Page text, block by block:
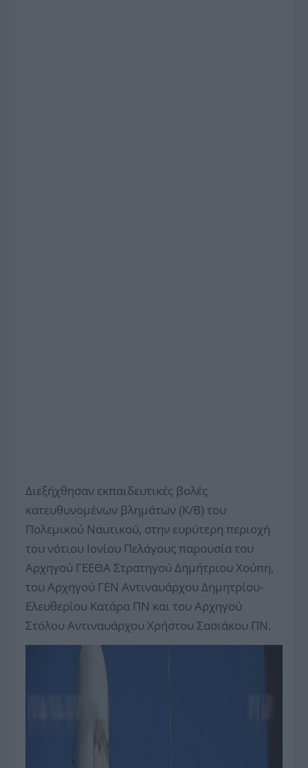
Διεξήχθησαν εκπαιδευτικές βολές
κατευθυνομένων βλημάτων (Κ/Β) του
Πολεμικού Ναυτικού, στην ευρύτερη περιοχή
του νότιου Ιονίου Πελάγους παρουσία του
Αρχηγού ΓΕΕΘΑ Στρατηγού Δημήτριου Χούπη,
του Αρχηγού ΓΕΝ Αντιναυάρχου Δημητρίου-
Ελευθερίου Κατάρα ΠΝ και του Αρχηγού
Στόλου Αντιναυάρχου Χρήστου Σασιάκου ΠΝ.